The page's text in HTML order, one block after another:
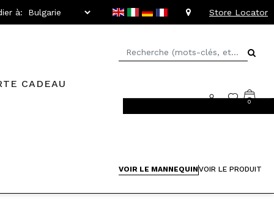
à: Store Locator
CADEAU
0
VOIR LE MANNEQUINVOIR LE PRODUIT